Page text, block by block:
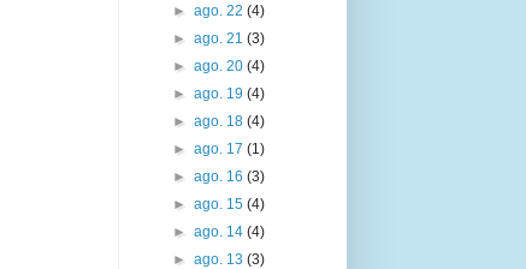
► ago. 22 (4)
► ago. 21 (3)
► ago. 20 (4)
► ago. 19 (4)
► ago. 18 (4)
► ago. 17 (1)
► ago. 16 (3)
► ago. 15 (4)
► ago. 14 (4)
► ago. 13 (3)